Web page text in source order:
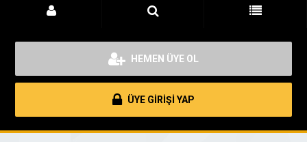
HEMEN ÜYE OL
ÜYE GİRİŞİ YAP